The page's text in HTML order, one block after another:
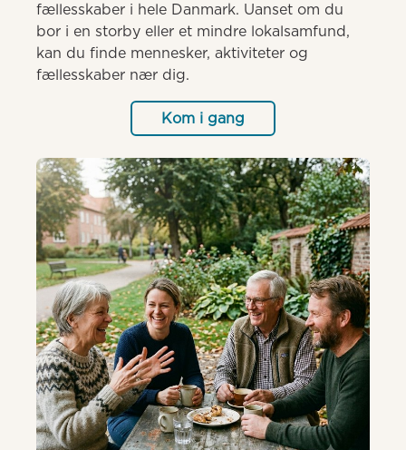
fællesskaber i hele Danmark. Uanset om du
bor i en storby eller et mindre lokalsamfund,
kan du finde mennesker, aktiviteter og
fællesskaber nær dig.
Kom i gang